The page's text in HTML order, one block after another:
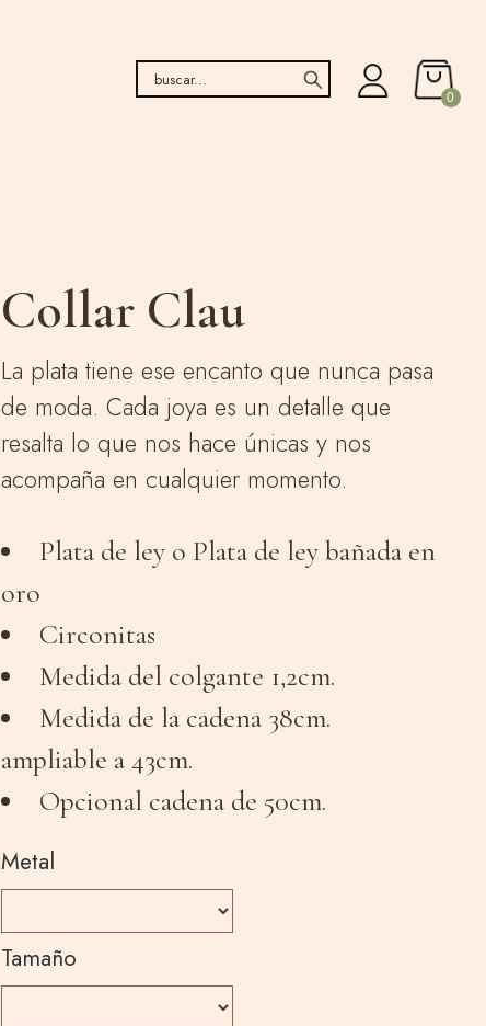
0
Collar Clau
La plata tiene ese encanto que nunca pasa
de moda. Cada joya es un detalle que
resalta lo que nos hace únicas y nos
acompaña en cualquier momento.
Plata de ley o Plata de ley bañada en
oro
Circonitas
Medida del colgante 1,2cm.
Medida de la cadena 38cm.
ampliable a 43cm.
Opcional cadena de 50cm.
Metal
Tamaño